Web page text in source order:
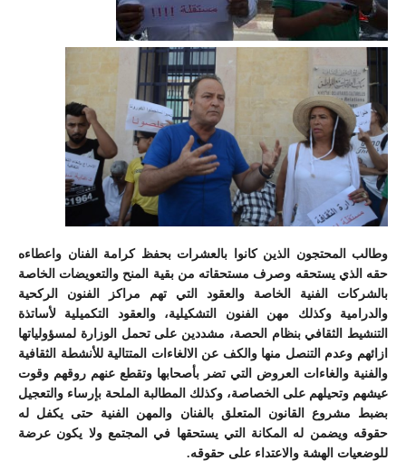
وطالب المحتجون الذين كانوا بالعشرات بحفظ كرامة الفنان واعطاءه
حقه الذي يستحقه وصرف مستحقاته من بقية المنح والتعويضات الخاصة
بالشركات الفنية الخاصة والعقود التي تهم مراكز الفنون الركحية
والدرامية وكذلك مهن الفنون التشكيلية، والعقود التكميلية لأساتذة
التنشيط الثقافي بنظام الحصة، مشددين على تحمل الوزارة لمسؤولياتها
ازائهم وعدم التنصل منها والكف عن الالغاءات المتتالية للأنشطة الثقافية
والفنية والغاءات العروض التي تضر بأصحابها وتقطع عنهم روقهم وقوت
عيشهم وتحيلهم على الخصاصة، وكذلك المطالبة الملحة بإرساء والتعجيل
بضبط مشروع القانون المتعلق بالفنان والمهن الفنية حتى يكفل له
حقوقه ويضمن له المكانة التي يستحقها في المجتمع ولا يكون عرضة
للوضعيات الهشة والاعتداء على حقوقه.